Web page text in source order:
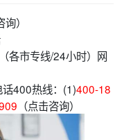
询）
各市专线/24小时）网
400热线：(1)400-18
（点击咨询）